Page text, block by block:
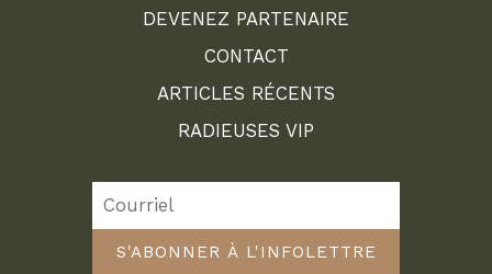
DEVENEZ PARTENAIRE
CONTACT
ARTICLES RÉCENTS
RADIEUSES VIP
S'ABONNER À L'INFOLETTRE